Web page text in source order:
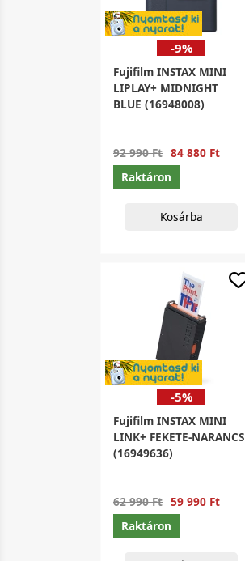
-9%
Fujifilm INSTAX MINI
LIPLAY+ MIDNIGHT
BLUE (16948008)
92 990 Ft 84 880 Ft
Raktáron
Kosárba
-5%
Fujifilm INSTAX MINI
LINK+ FEKETE-NARANCS
(16949636)
62 990 Ft 59 990 Ft
Raktáron